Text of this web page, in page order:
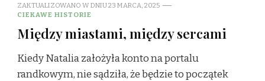
ZAKTUALIZOWANO W DNIU23 MARCA, 2025
CIEKAWE HISTORIE
Między miastami, między sercami
Kiedy Natalia założyła konto na portalu
randkowym, nie sądziła, że będzie to początek